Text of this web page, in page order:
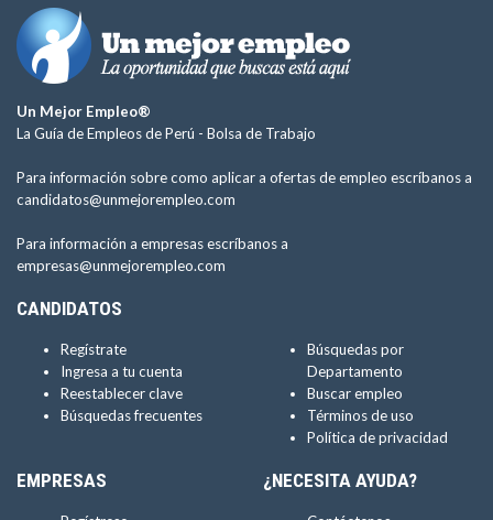
Un Mejor Empleo®
La Guía de Empleos de Perú - Bolsa de Trabajo
Para información sobre como aplicar a ofertas de empleo escríbanos a
candidatos@unmejorempleo.com
Para información a empresas escríbanos a
empresas@unmejorempleo.com
CANDIDATOS
Regístrate
Ingresa a tu cuenta
Reestablecer clave
Búsquedas frecuentes
Búsquedas por
Departamento
Buscar empleo
Términos de uso
Política de privacidad
EMPRESAS ¿NECESITA AYUDA?